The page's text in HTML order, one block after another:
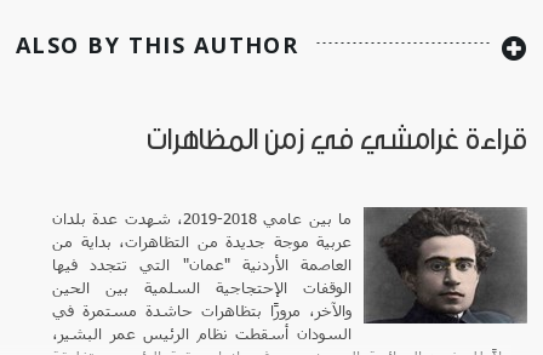
ALSO BY THIS AUTHOR
قراءة غرامشي في زمن المظاهرات
ما بين عامي 2018-2019، شهدت عدة بلدان
عربية موجة جديدة من التظاهرات، بداية من
العاصمة الأردنية "عمان" التي تتجدد فيها
الوقفات الإحتجاجية السلمية بين الحين
والآخر، مرورًا بتظاهرات حاشدة مستمرة في
السودان أسقطت نظام الرئيس عمر البشير،